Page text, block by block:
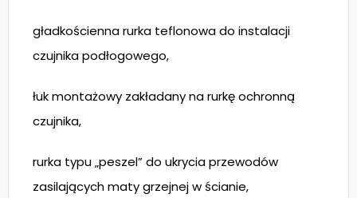
gładkościenna rurka teflonowa do instalacji
czujnika podłogowego,
łuk montażowy zakładany na rurkę ochronną
czujnika,
rurka typu „peszel” do ukrycia przewodów
zasilających maty grzejnej w ścianie,